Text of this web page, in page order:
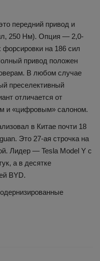
передний привод и
250 Нм). Опция — 2,0-
форсировки на 186 сил
привод положен
В любом случае
преселективный
отличается от
и «цифровым» салоном.
в Китае почти 18
Это 27-ая строчка на
Лидер — Tesla Model Y с
а в десятке
BYD.